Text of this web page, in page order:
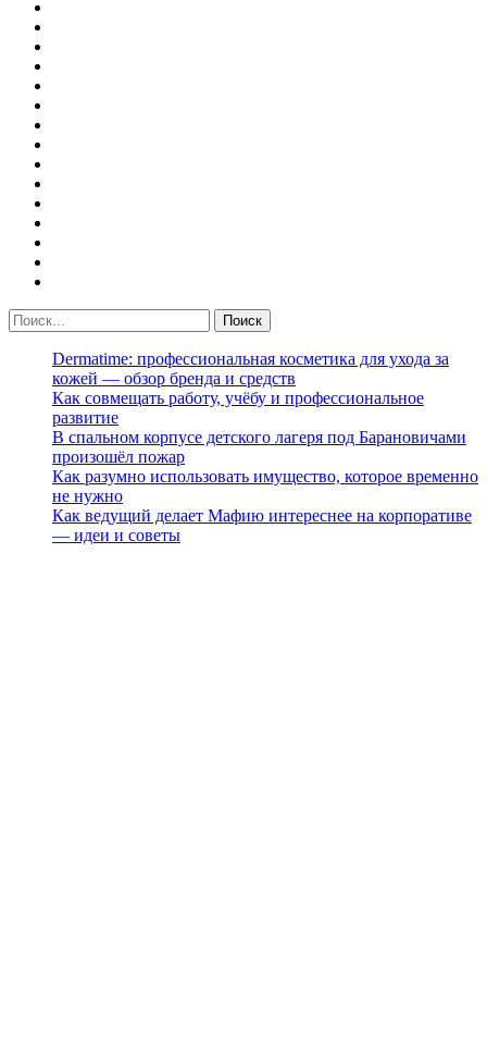
Dermatime: профессиональная косметика для ухода за
кожей — обзор бренда и средств
Как совмещать работу, учёбу и профессиональное
развитие
В спальном корпусе детского лагеря под Барановичами
произошёл пожар
Как разумно использовать имущество, которое временно
не нужно
Как ведущий делает Мафию интереснее на корпоративе
— идеи и советы